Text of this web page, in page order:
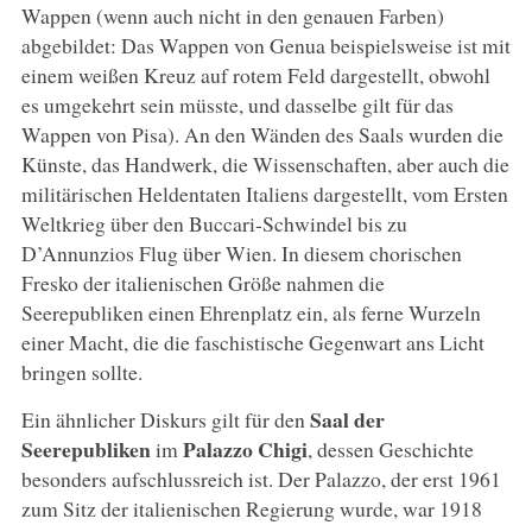
Wappen (wenn auch nicht in den genauen Farben)
abgebildet: Das Wappen von Genua beispielsweise ist mit
einem weißen Kreuz auf rotem Feld dargestellt, obwohl
es umgekehrt sein müsste, und dasselbe gilt für das
Wappen von Pisa). An den Wänden des Saals wurden die
Künste, das Handwerk, die Wissenschaften, aber auch die
militärischen Heldentaten Italiens dargestellt, vom Ersten
Weltkrieg über den Buccari-Schwindel bis zu
D’Annunzios Flug über Wien. In diesem chorischen
Fresko der italienischen Größe nahmen die
Seerepubliken einen Ehrenplatz ein, als ferne Wurzeln
einer Macht, die die faschistische Gegenwart ans Licht
bringen sollte.
Ein ähnlicher Diskurs gilt für denSaal der
SeerepublikenimPalazzo Chigi, dessen Geschichte
besonders aufschlussreich ist. Der Palazzo, der erst 1961
zum Sitz der italienischen Regierung wurde, war 1918